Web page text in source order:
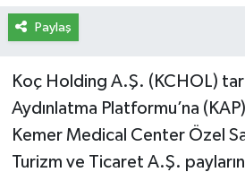
Paylaş
Koç Holding A.Ş. (KCHOL)
Aydınlatma Platformu’na
Kemer Medical Center Özel
Turizm ve Ticaret A.Ş.